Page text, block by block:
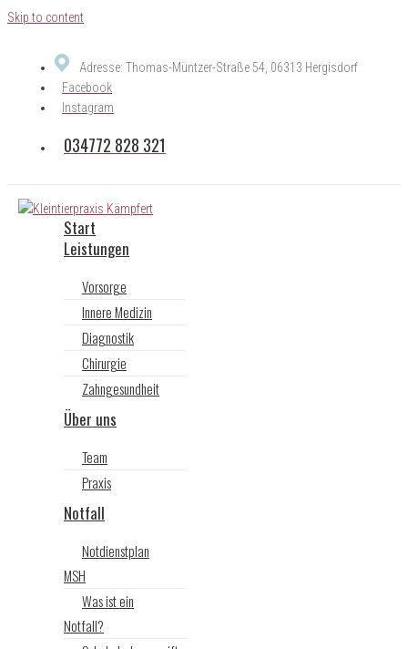
Skip to content
Adresse: Thomas-Müntzer-Straße 54, 06313 Hergisdorf
Facebook
Instagram
034772 828 321
Start
Leistungen
Vorsorge
Innere Medizin
Diagnostik
Chirurgie
Zahngesundheit
Über uns
Team
Praxis
Notfall
Notdienstplan
MSH
Was ist ein
Notfall?